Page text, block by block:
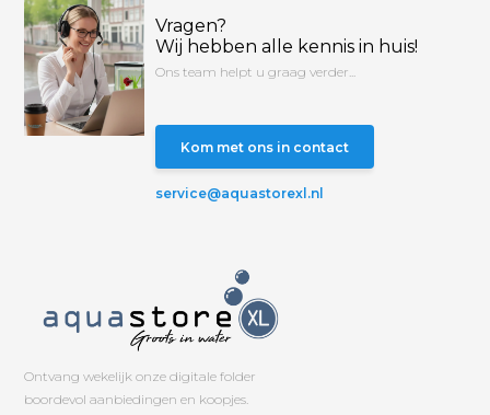
Vragen?
Wij hebben alle kennis in huis!
Ons team helpt u graag verder...
Kom met ons in contact
service@aquastorexl.nl
Ontvang wekelijk onze digitale folder
boordevol aanbiedingen en koopjes.